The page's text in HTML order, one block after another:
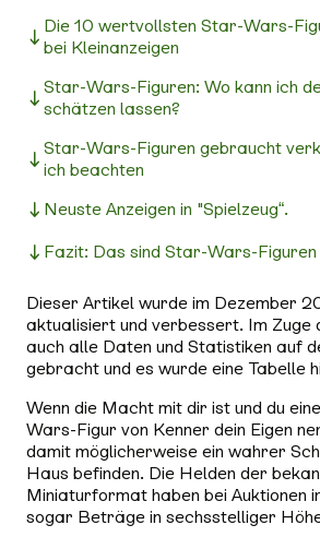
Die 10 wertvollsten Star-Wars-
bei Kleinanzeigen
Star-Wars-Figuren: Wo kann ich
schätzen lassen?
Star-Wars-Figuren gebraucht
ich beachten
Neuste Anzeigen in "Spielzeug“.
Fazit: Das sind Star-Wars-
Dieser Artikel wurde im Dezember
aktualisiert und verbessert. Im Zuge
auch alle Daten und Statistiken auf
gebracht und es wurde eine Tabelle
Wenn die Macht mit dir ist und du
Wars-Figur von Kenner dein Eigen
damit möglicherweise ein wahrer
Haus befinden. Die Helden der
Miniaturformat haben bei Auktionen
sogar Beträge in sechsstelliger